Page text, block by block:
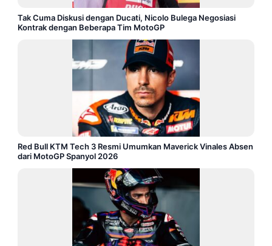
Tak Cuma Diskusi dengan Ducati, Nicolo Bulega Negosiasi
Kontrak dengan Beberapa Tim MotoGP
Red Bull KTM Tech 3 Resmi Umumkan Maverick Vinales Absen
dari MotoGP Spanyol 2026